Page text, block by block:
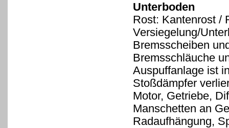
Unterboden
Rost: Kantenrost /
Versiegelung/
Bremsscheiben
Bremsschläuche
Auspuffanlage ist
Stoßdämpfer
Motor, Getriebe,
Manschetten an
Radaufhängung,